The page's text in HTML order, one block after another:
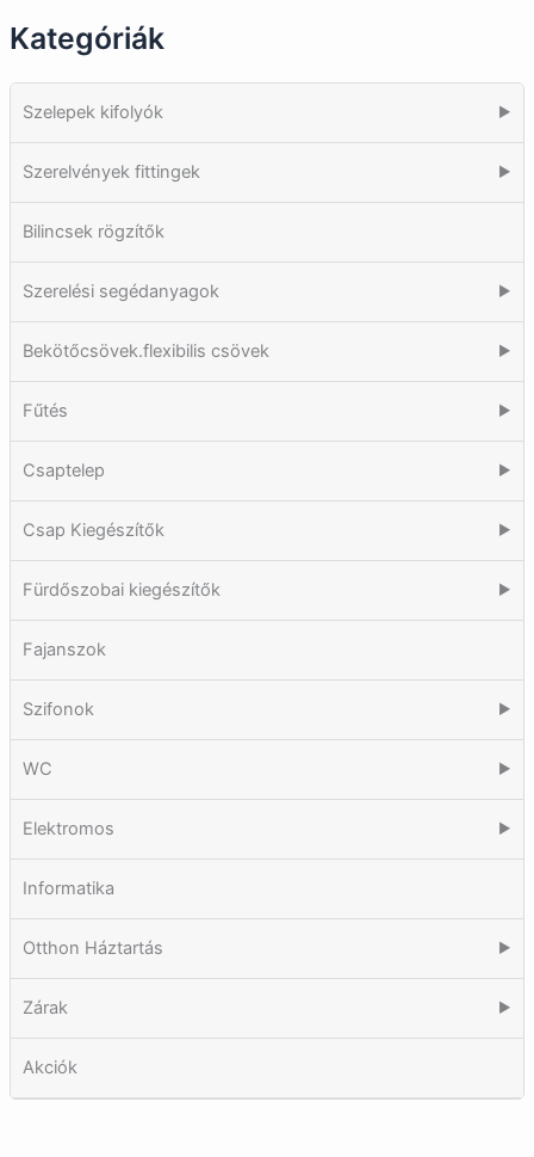
Kategóriák
Szelepek kifolyók ▶
Szerelvények fittingek ▶
Bilincsek rögzítők
Szerelési segédanyagok ▶
Bekötőcsövek.flexibilis csövek ▶
Fűtés ▶
Csaptelep ▶
Csap Kiegészítők ▶
Fürdőszobai kiegészítők ▶
Fajanszok
Szifonok ▶
WC ▶
Elektromos ▶
Informatika
Otthon Háztartás ▶
Zárak ▶
Akciók